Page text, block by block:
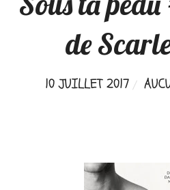
de
10 JUILLET 2017